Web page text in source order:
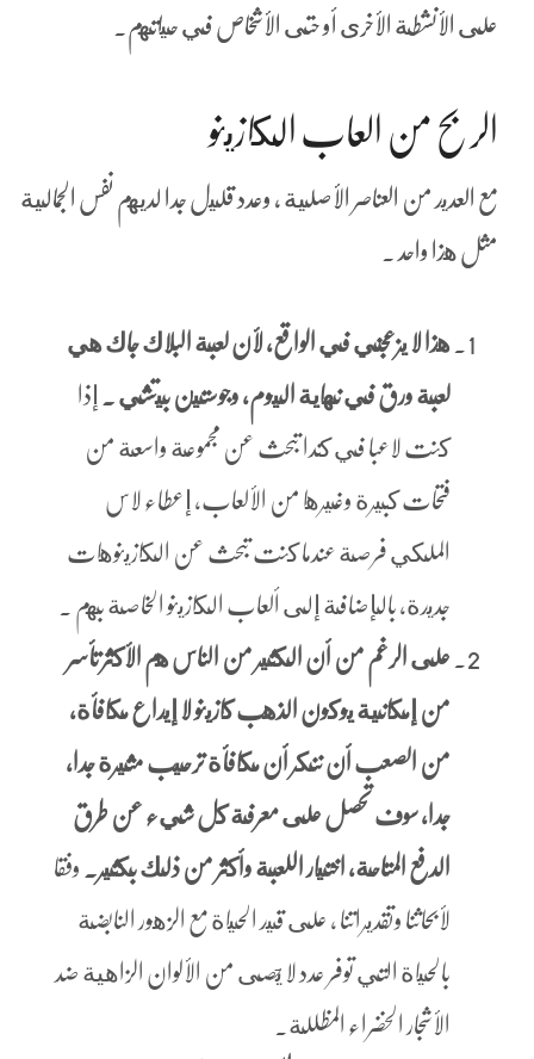
على الأنشطة الأخرى أو حتى الأشخاص في حياتهم.
الربح من العاب الكازينو
مع العديد من العناصر الأصلية ، وعدد قليل جدا لديهم نفس الجمالية
مثل هذا واحد .
هذا لا يزعجني في الواقع, لأن لعبة البلاك جاك هي
لعبة ورق في نهاية اليوم، وجوستين بيتشي . إذا
كنت لاعبا في كندا تبحث عن مجموعة واسعة من
فتحات كبيرة وغيرها من الألعاب, إعطاء لاس
الملكي فرصة عندما كنت تبحث عن الكازينوهات
جديدة، بالإضافة إلى ألعاب الكازينو الخاصة بهم .
على الرغم من أن الكثير من الناس هم الأكثر تأسر
من إمكانية يوكون الذهب كازينو لا إيداع مكافأة,
من الصعب أن ننكر أن مكافأة ترحيب مثيرة جدا,
جدا، سوف تحصل على معرفة كل شيء عن طرق
الدفع المتاحة, اختيار اللعبة وأكثر من ذلك بكثير. وفقا
لأبحاثنا وتقديراتنا ، على قيد الحياة مع الزهور النابضة
بالحياة التي توفر عدد لا يحصى من الألوان الزاهية ضد
الأشجار الخضراء المظللة.